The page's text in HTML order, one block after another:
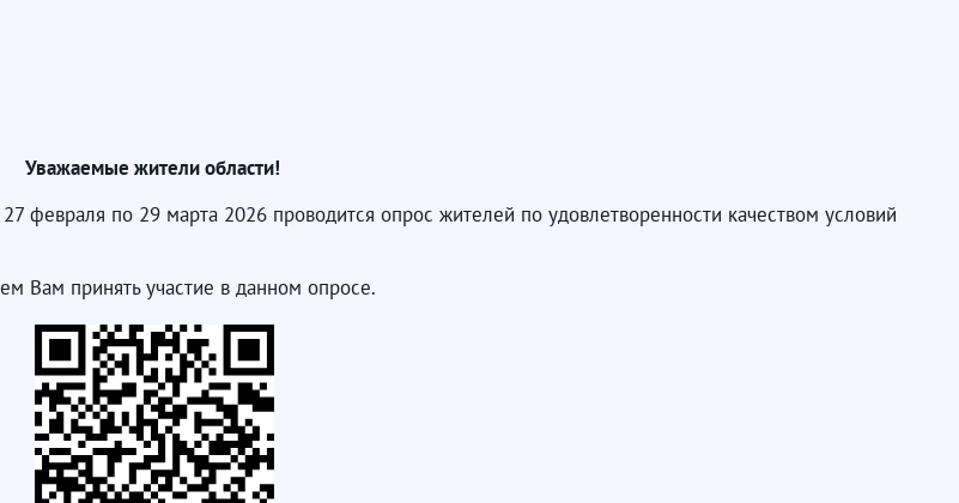
Уважаемые жители области!
февраля по 29 марта 2026 проводится опрос жителей по удовлетворенности качеством условий
Вам принять участие в данном опросе.